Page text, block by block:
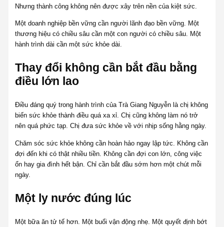
Nhưng thành công không nên được xây trên nền của kiệt sức.
Một doanh nghiệp bền vững cần người lãnh đạo bền vững. Một
thương hiệu có chiều sâu cần một con người có chiều sâu. Một
hành trình dài cần một sức khỏe dài.
Thay đổi không cần bắt đầu bằng
điều lớn lao
Điều đáng quý trong hành trình của Trà Giang Nguyễn là chị không
biến sức khỏe thành điều quá xa xỉ. Chị cũng không làm nó trở
nên quá phức tạp. Chị đưa sức khỏe về với nhịp sống hằng ngày.
Chăm sóc sức khỏe không cần hoàn hảo ngay lập tức. Không cần
đợi đến khi có thật nhiều tiền. Không cần đợi con lớn, công việc
ổn hay gia đình hết bận. Chỉ cần bắt đầu sớm hơn một chút mỗi
ngày.
Một ly nước đúng lúc
Một bữa ăn tử tế hơn. Một buổi vận động nhẹ. Một quyết định bớt